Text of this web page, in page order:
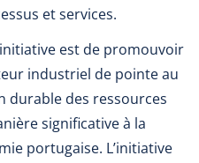
et services.
est de promouvoir
industriel de pointe au
durable des ressources
significative à la
portugaise. L’initiative